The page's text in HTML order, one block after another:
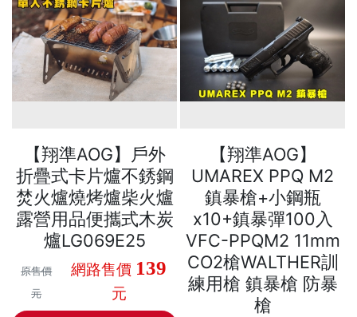
【翔準AOG】戶外
折疊式卡片爐不銹鋼
焚火爐燒烤爐柴火爐
露營用品便攜式木炭
爐LG069E25
原售價
元
網路售價 139
元
【翔準AOG】
UMAREX PPQ M2
鎮暴槍+小鋼瓶
x10+鎮暴彈100入
VFC-PPQM2 11mm
CO2槍WALTHER訓
練用槍 鎮暴槍 防暴
槍